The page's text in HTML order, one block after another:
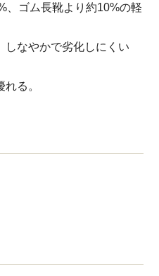
、ゴム長靴より約10%の軽
しなやかで劣化しにくい
る。